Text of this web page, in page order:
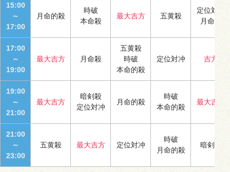
15:00
～
17:00
月命的殺
時破
本命殺
最大吉方 五黄殺
定位対冲
月命殺
17:00
～
19:00
最大吉方 月命殺
五黄殺
時破
本命的殺
定位対冲 吉方
19:00
～
21:00
最大吉方
暗剣殺
定位対冲
月命的殺
時破
本命的殺
最大吉方
21:00
～
23:00
五黄殺 最大吉方 定位対冲
時破
月命的殺
暗剣殺